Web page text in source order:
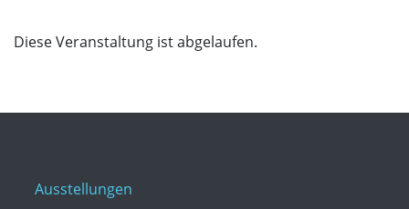
Diese Veranstaltung ist abgelaufen.
Ausstellungen